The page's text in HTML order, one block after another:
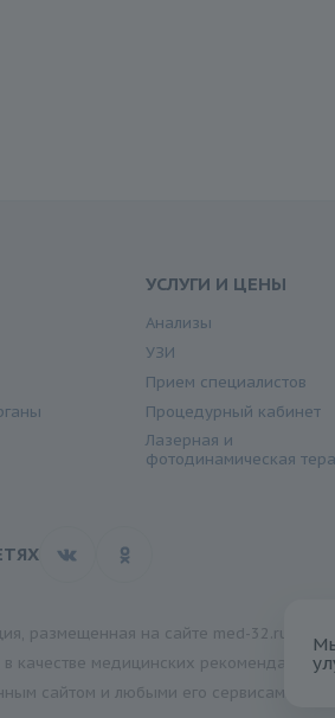
УСЛУГИ И ЦЕНЫ
Анализы
УЗИ
Прием специалистов
Процедурный кабинет
Лазерная и
фотодинамическая
размещенная на сайте med-32.ru,
в качестве медицинских рекомендаций.
сайтом и любыми его сервисами, вы